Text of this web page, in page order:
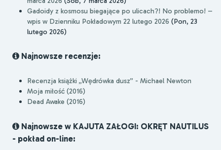
Gadoidy z kosmosu biegające po ulicach?! No problemo! –
wpis w Dzienniku Pokładowym 22 lutego 2026 (Pon, 23
lutego 2026)
Najnowsze recenzje:
Recenzja książki „Wędrówka dusz” - Michael Newton
Moja miłość (2016)
Dead Awake (2016)
Najnowsze w KAJUTA ZAŁOGI: OKRĘT NAUTILUS
- pokład on-line: